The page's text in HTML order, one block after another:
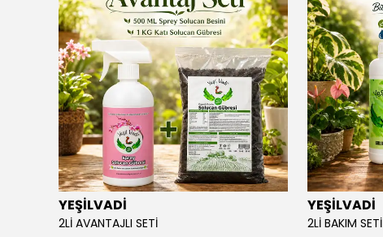
YEŞİLVADİ
2Lİ AVANTAJLI SETİ
YEŞİLVADİ
2Lİ BAKIM SETİ